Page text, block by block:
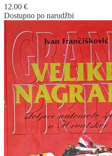
12.00 €
Dostupno po narudžbi